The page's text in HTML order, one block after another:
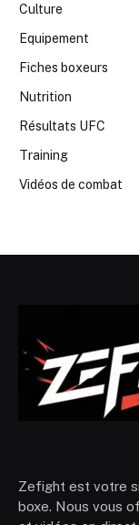
Culture
Equipement
Fiches boxeurs
Nutrition
Résultats UFC
Training
Vidéos de combat
Zefight est votre
boxe. Nous vous